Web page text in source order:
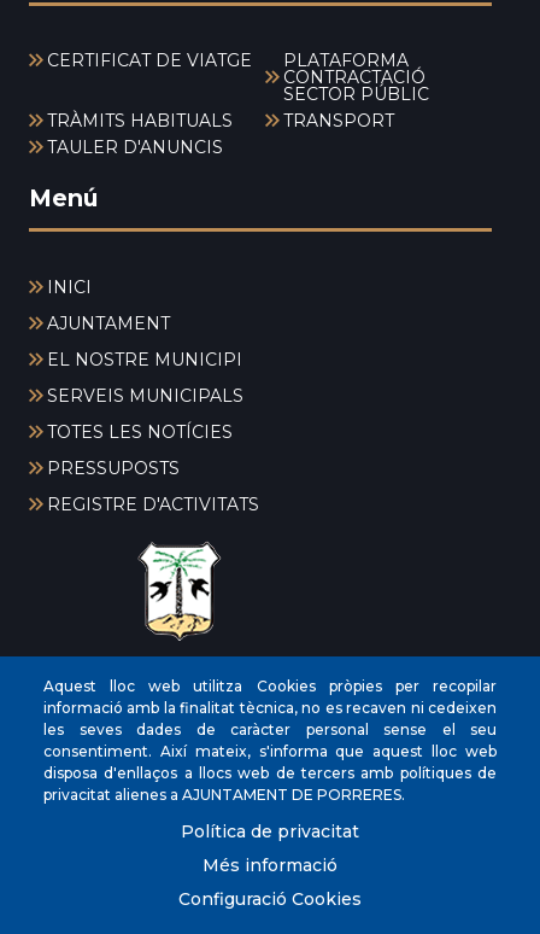
CERTIFICAT DE VIATGE PLATAFORMA
CONTRACTACIÓ
SECTOR PÚBLIC
TRÀMITS HABITUALS
TRANSPORT
TAULER D'ANUNCIS
Menú
INICI
AJUNTAMENT
EL NOSTRE MUNICIPI
SERVEIS MUNICIPALS
TOTES LES NOTÍCIES
PRESSUPOSTS
REGISTRE D'ACTIVITATS
CIF
‎P0704300C
Direccions
Plaça de la Vila, 17 CP: 07260
Telèfon (+34) 971 647221
Fax
(+34) 971 168265
Aquest lloc web utilitza Cookies pròpies per recopilar
informació amb la finalitat tècnica, no es recaven ni cedeixen
les seves dades de caràcter personal sense el seu
consentiment. Així mateix, s'informa que aquest lloc web
disposa d'enllaços a llocs web de tercers amb polítiques de
privacitat alienes a AJUNTAMENT DE PORRERES.
Política de privacitat
Més informació
Configuració Cookies